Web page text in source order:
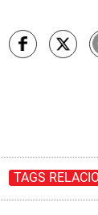
TAGS